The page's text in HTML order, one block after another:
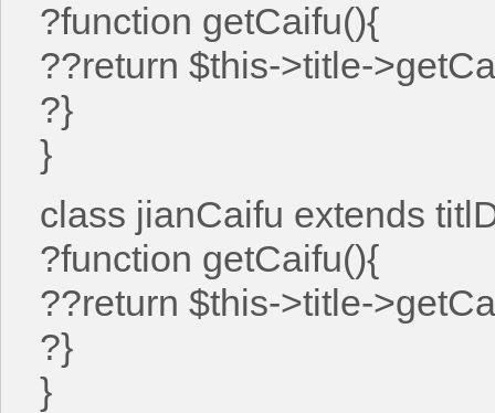
?function getCaifu(){
??return $this->title-
?}
}
class jianCaifu extends
?function getCaifu(){
??return $this->title-
?}
}